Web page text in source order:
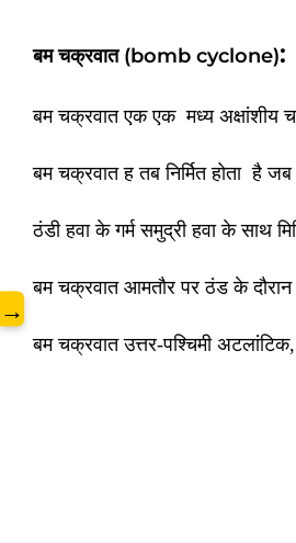
बम चक्रवात (bomb cyclone):
बम चक्रवात एक एक मध्य अक्षांशीय
बम चक्रवात ह तब निर्मित होता है
ठंडी हवा के गर्म समुद्री हवा के साथ
बम चक्रवात आमतौर पर ठंड के दौरान
बम चक्रवात उत्तर-पश्चिमी
→